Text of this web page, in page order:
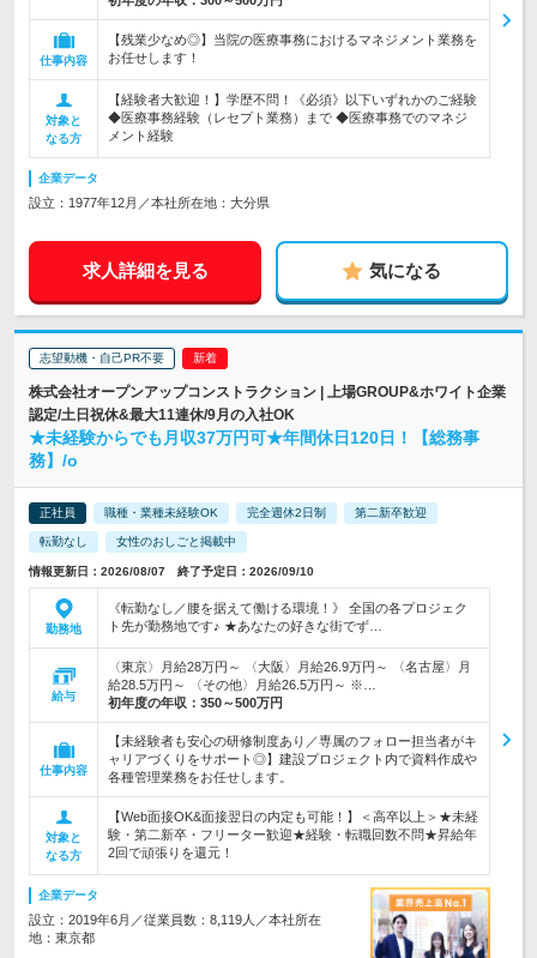
仕事内容
【残業少なめ◎】当院の医療事務におけるマネジメント業務を
お任せします！
対象と
なる方
【経験者大歓迎！】学歴不問！《必須》以下いずれかのご経験
◆医療事務経験（レセプト業務）まで ◆医療事務でのマネジ
メント経験
企業データ
設立：1977年12月／本社所在地：大分県
求人詳細を見る 気になる
志望動機・自己PR不要
株式会社オープンアップコンストラクション | 上場GROUP&ホワイト企業
認定/土日祝休&最大11連休/9月の入社OK
★未経験からでも月収37万円可★年間休日120日！【総務事
務】/o
正社員 職種・業種未経験OK 完全週休2日制 第二新卒歓迎
転勤なし 女性のおしごと掲載中
情報更新日：2026/08/07 終了予定日：2026/09/10
勤務地
《転勤なし／腰を据えて働ける環境！》 全国の各プロジェク
ト先が勤務地です♪ ★あなたの好きな街でず…
給与
〈東京〉月給28万円～ 〈大阪〉月給26.9万円～ 〈名古屋〉月
給28.5万円～ 〈その他〉月給26.5万円～ ※…
初年度の年収： 350～500万円
仕事内容
【未経験者も安心の研修制度あり／専属のフォロー担当者がキ
ャリアづくりをサポート◎】建設プロジェクト内で資料作成や
各種管理業務をお任せします。
対象と
なる方
【Web面接OK&面接翌日の内定も可能！】＜高卒以上＞★未経
験・第二新卒・フリーター歓迎★経験・転職回数不問★昇給年
2回で頑張りを還元！
企業データ
設立：2019年6月／従業員数：8,119人／本社所在
地：東京都